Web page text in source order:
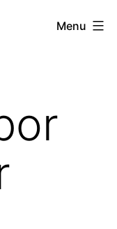
Menu